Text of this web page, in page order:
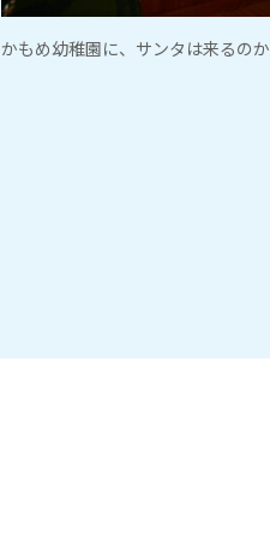
かもめ幼稚園に、サンタは来るの